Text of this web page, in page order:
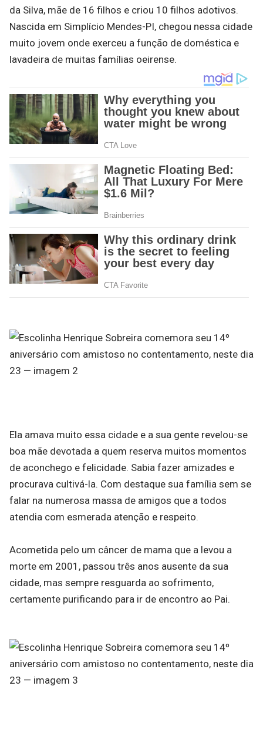
da Silva, mãe de 16 filhos e criou 10 filhos adotivos.
Nascida em Simplício Mendes-PI, chegou nessa cidade
muito jovem onde exerceu a função de doméstica e
lavadeira de muitas famílias oeirense.
Ela amava muito essa cidade e a sua gente revelou-se
boa mãe devotada a quem reserva muitos momentos
de aconchego e felicidade. Sabia fazer amizades e
procurava cultivá-la. Com destaque sua família sem se
falar na numerosa massa de amigos que a todos
atendia com esmerada atenção e respeito.
Acometida pelo um câncer de mama que a levou a
morte em 2001, passou três anos ausente da sua
cidade, mas sempre resguarda ao sofrimento,
certamente purificando para ir de encontro ao Pai.